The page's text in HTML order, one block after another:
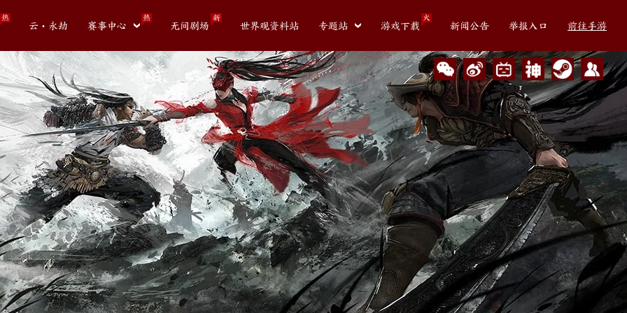
热
云・永劫 赛事中心
热
无间剧场
新
世界观资料站 专题站 游戏下载
火
新闻公告 举报入口 前往手游